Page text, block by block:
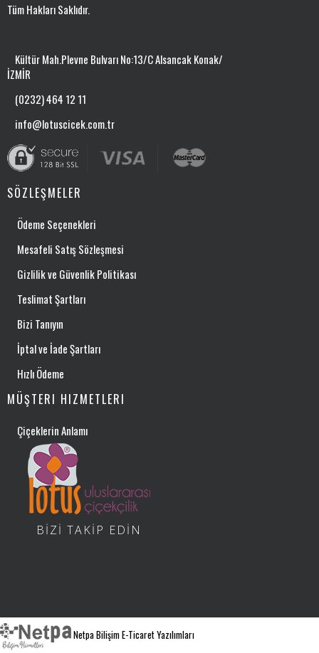
Tüm Hakları Saklıdır.
Kültür Mah.Plevne Bulvarı No:13/C Alsancak Konak/
İZMİR
(0232) 464 12 11
info@lotuscicek.com.tr
SÖZLEŞMELER
Ödeme Seçenekleri
Mesafeli Satış Sözleşmesi
Gizlilik ve Güvenlik Politikası
Teslimat Şartları
Bizi Tanıyın
İptal ve İade Şartları
Hızlı Ödeme
MÜŞTERI HIZMETLERI
Çiçeklerin Anlamı
BİZİ TAKİP EDİN
Netpa Bilişim E-Ticaret Yazılımları